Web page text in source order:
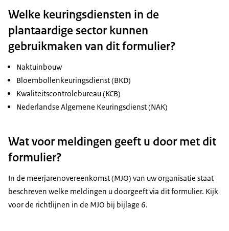
Welke keuringsdiensten in de
plantaardige sector kunnen
gebruikmaken van dit formulier?
Naktuinbouw
Bloembollenkeuringsdienst (BKD)
Kwaliteitscontrolebureau (KCB)
Nederlandse Algemene Keuringsdienst (NAK)
Wat voor meldingen geeft u door met dit
formulier?
In de meerjarenovereenkomst (MJO) van uw organisatie staat
beschreven welke meldingen u doorgeeft via dit formulier. Kijk
voor de richtlijnen in de MJO bij bijlage 6.